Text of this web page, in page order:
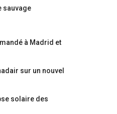
sauvage
à Madrid et
sur un nouvel
solaire des